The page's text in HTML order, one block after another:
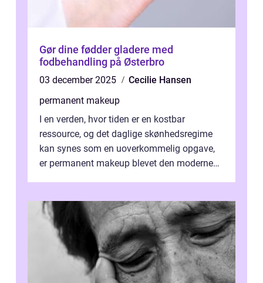
Gør dine fødder gladere med
fodbehandling på Østerbro
03 december 2025
Cecilie Hansen
permanent makeup
I en verden, hvor tiden er en kostbar
ressource, og det daglige skønhedsregime
kan synes som en uoverkommelig opgave,
er permanent makeup blevet den moderne